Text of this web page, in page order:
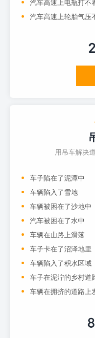
汽车高速上电瓶打不
汽车高速上轮胎气压
用吊车解决
车子陷在了泥潭中
车辆陷入了雪地
车辆被困在了沙地中
汽车被困在了水中
车辆在山路上滑落
车子卡在了沼泽地里
车辆陷入了积水区域
车子在泥泞的乡村道
车辆在拥挤的道路上